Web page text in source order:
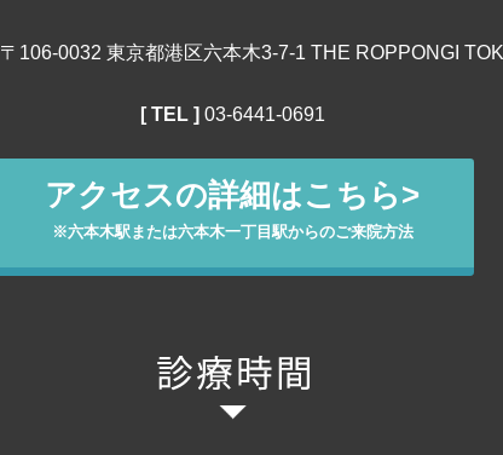
〒106‐0032 東京都港区六本木3-7-1 THE ROPPONGI
[ TEL ] 03‐6441‐0691
アクセスの詳細はこちら>
※六本木駅または六本木一丁目駅からのご来院方法